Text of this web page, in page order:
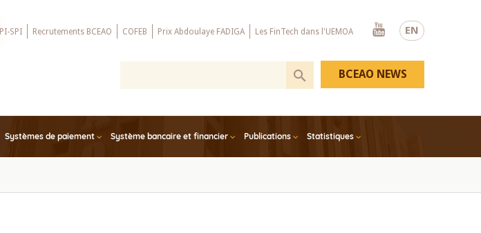
EN
PI-SPI Recrutements BCEAO COFEB Prix Abdoulaye FADIGA Les FinTech dans l'UEMOA
Youtube
Systèmes de paiement Système bancaire et financier Publications Statistiques
BCEAO NEWS